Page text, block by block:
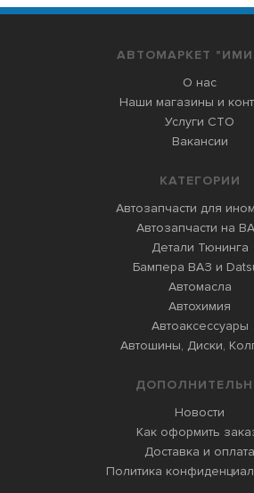
АВТОМАРКЕТ
О нас
Наши магазины и
Услуги СТО
Вакансии
КАТЕГОРИИ
Автозапчасти для
Автозапчасти на
Детали Тюнинга
Бампера ВАЗ и
Автомасла
Автохимия
Автоаксессуары
Автошины, Диски,
Новости
Как оформить
Доставка и оплата
Политика